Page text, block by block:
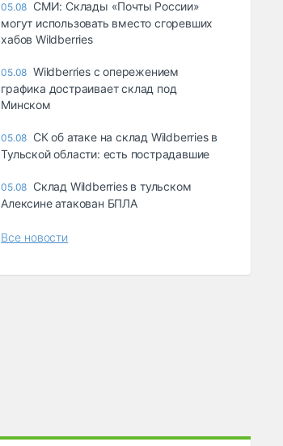
05.08 СМИ: Склады «Почты России»
могут использовать вместо сгоревших
хабов Wildberries
05.08 Wildberries с опережением
графика достраивает склад под
Минском
05.08 СК об атаке на склад Wildberries в
Тульской области: есть пострадавшие
05.08 Склад Wildberries в тульском
Алексине атакован БПЛА
Все новости